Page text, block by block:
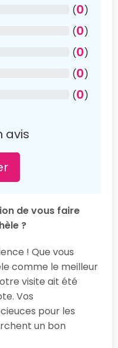
(0)
(0)
(0)
(0)
(0)
avis
de vous faire
?
! Que vous
comme le meilleur
visite ait été
Vos
pour les
un bon